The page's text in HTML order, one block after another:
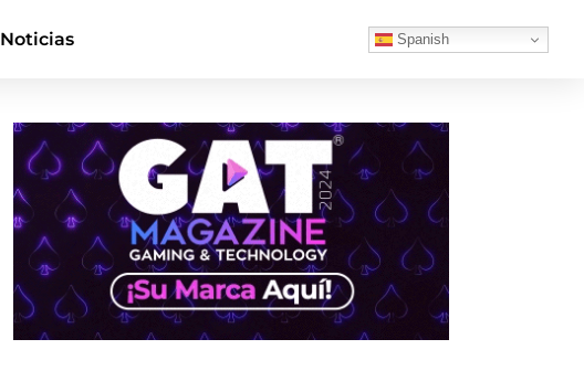
Noticias Spanish